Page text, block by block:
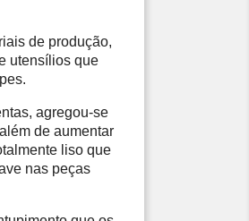
de produção,
utensílios que
agregou-se
de aumentar
liso que
nas peças